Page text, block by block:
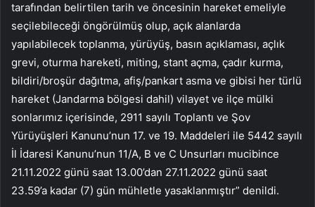
tarafından belirtilen tarih ve öncesinin hareket emeliyle
seçilebileceği öngörülmüş olup, açık alanlarda
yapılabilecek toplanma, yürüyüş, basın açıklaması, açlık
grevi, oturma hareketi, miting, stant açma, çadır kurma,
bildiri/broşür dağıtma, afiş/pankart asma ve gibisi her türlü
hareket (Jandarma bölgesi dahil) vilayet ve ilçe mülki
sonlarımız içerisinde, 2911 sayılı Toplantı ve Şov
Yürüyüşleri Kanunu’nun 17. ve 19. Maddeleri ile 5442 sayılı
İl İdaresi Kanunu’nun 11/A, B ve C Unsurları mucibince
21.11.2022 günü saat 13.00’dan 27.11.2022 günü saat
23.59’a kadar (7) gün mühletle yasaklanmıştır” denildi.